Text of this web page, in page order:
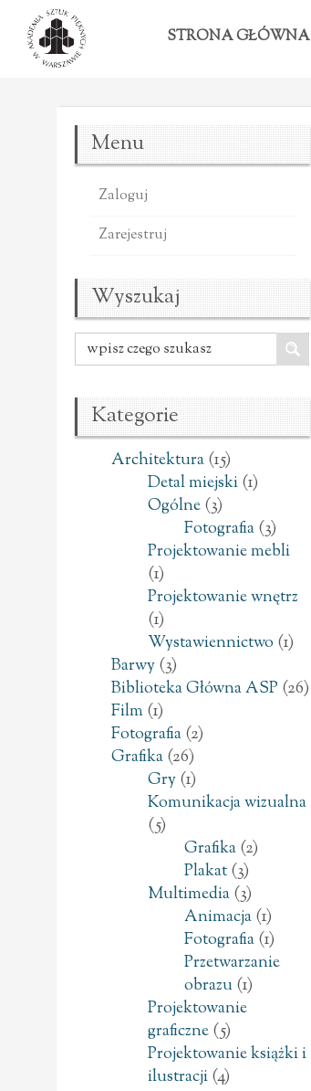
STRONA GŁÓWNA
Menu
Zaloguj
Zarejestruj
Wyszukaj
Kategorie
Architektura(15)
Detal miejski(1)
Ogólne(3)
Fotografia(3)
Projektowanie mebli
(1)
Projektowanie wnętrz
(1)
Wystawiennictwo (1)
Barwy(3)
Biblioteka Główna ASP (26)
Film (1)
Fotografia(2)
Grafika(26)
Gry(1)
Komunikacja wizualna
(5)
Grafika(2)
Plakat(3)
Multimedia(3)
Animacja(1)
Fotografia(1)
Przetwarzanie
obrazu(1)
Projektowanie
graficzne(5)
Projektowanie książki i
ilustracji(4)